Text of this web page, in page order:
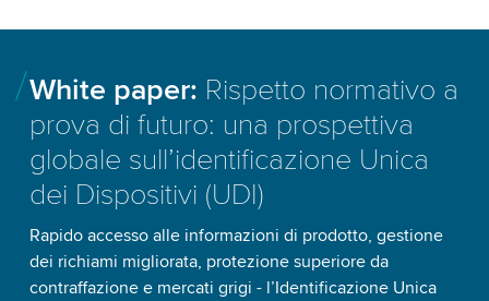
White paper: Rispetto normativo a
prova di futuro: una prospettiva
globale sull’identificazione Unica
dei Dispositivi (UDI)
Rapido accesso alle informazioni di prodotto, gestione
dei richiami migliorata, protezione superiore da
contraffazione e mercati grigi - l’Identificazione Unica